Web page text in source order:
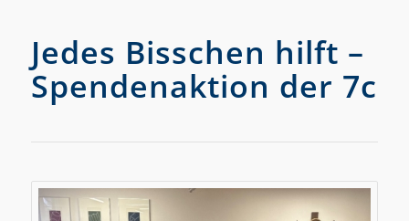
Jedes Bisschen hilft –
Spendenaktion der 7c